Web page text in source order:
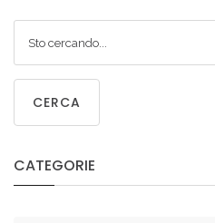
CERCA
CATEGORIE